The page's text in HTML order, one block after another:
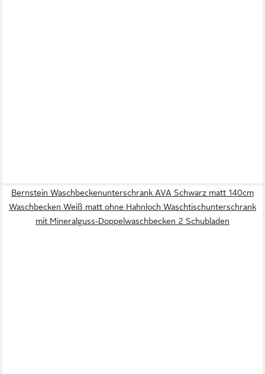
Bernstein Waschbeckenunterschrank AVA Schwarz matt 140cm
Waschbecken Weiß matt ohne Hahnloch Waschtischunterschrank
mit Mineralguss-Doppelwaschbecken 2 Schubladen